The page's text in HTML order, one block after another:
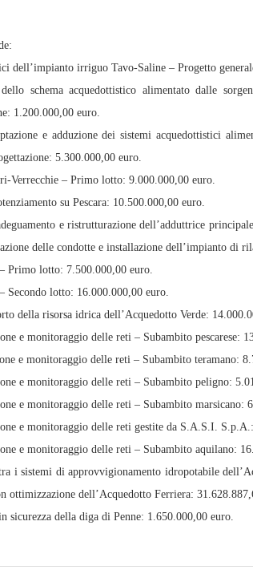
dell’impianto irriguo Tavo-Saline – Progetto
schema acquedottistico alimentato dalle
1.200.000,00 euro.
e adduzione dei sistemi acquedottistici
5.300.000,00 euro.
Verrecchie – Primo lotto: 9.000.000,00 euro.
su Pescara: 10.500.000,00 euro.
e ristrutturazione dell’adduttrice
delle condotte e installazione dell’impianto di
Primo lotto: 7.500.000,00 euro.
Secondo lotto: 16.000.000,00 euro.
della risorsa idrica dell’Acquedotto Verde:
e monitoraggio delle reti – Subambito pescarese:
e monitoraggio delle reti – Subambito teramano:
e monitoraggio delle reti – Subambito peligno:
e monitoraggio delle reti – Subambito marsicano:
e monitoraggio delle reti gestite da S.A.S.I.
e monitoraggio delle reti – Subambito aquilano:
i sistemi di approvvigionamento idropotabile
ottimizzazione dell’Acquedotto Ferriera:
sicurezza della diga di Penne: 1.650.000,00 euro.